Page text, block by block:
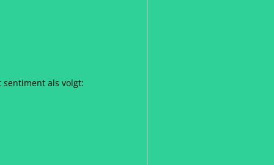
als volgt: